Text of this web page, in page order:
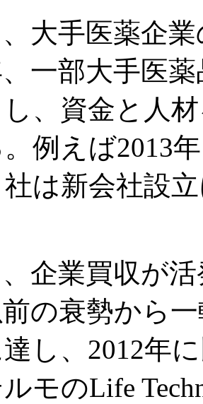
大手医薬企
一部大手医
し、資金と人
例えば2013
は新会社設
企業買収が
の衰勢から
し、2012年
モのLife